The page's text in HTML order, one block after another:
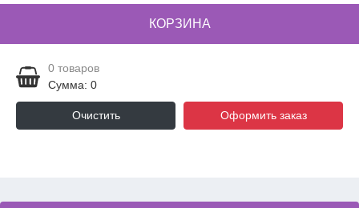
КОРЗИНА
0 товаров
Сумма: 0
Очистить Оформить заказ